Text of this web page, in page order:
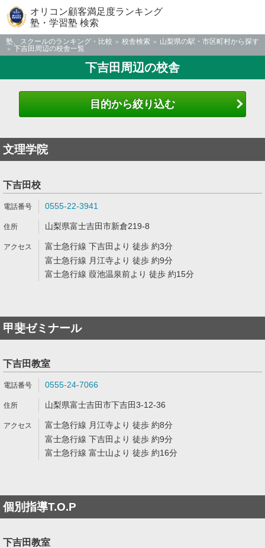
オリコン顧客満足度ランキング
塾・学習塾 検索
塾、スクールのランキング・比較 校舎検索
山梨県の駅・市区町村から探す
下吉田周辺の校舎一覧
下吉田周辺の校舎
目的から絞り込む
文理学院
下吉田校
0555-22-3941
山梨県富士吉田市新倉219-8
富士急行線 下吉田より 徒歩 約3分
富士急行線 月江寺より 徒歩 約9分
富士急行線 葭池温泉前より 徒歩 約15分
甲斐ゼミナール
下吉田教室
0555-24-7066
山梨県富士吉田市下吉田3-12-36
富士急行線 月江寺より 徒歩 約8分
富士急行線 下吉田より 徒歩 約9分
富士急行線 富士山より 徒歩 約16分
個別指導T.O.P
下吉田教室